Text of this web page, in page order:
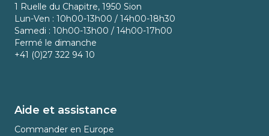
1 Ruelle du Chapitre, 1950 Sion
Lun-Ven : 10h00-13h00 / 14h00-18h30
Samedi : 10h00-13h00 / 14h00-17h00
Fermé le dimanche
+41 (0)27 322 94 10
Aide et assistance
Commander en Europe